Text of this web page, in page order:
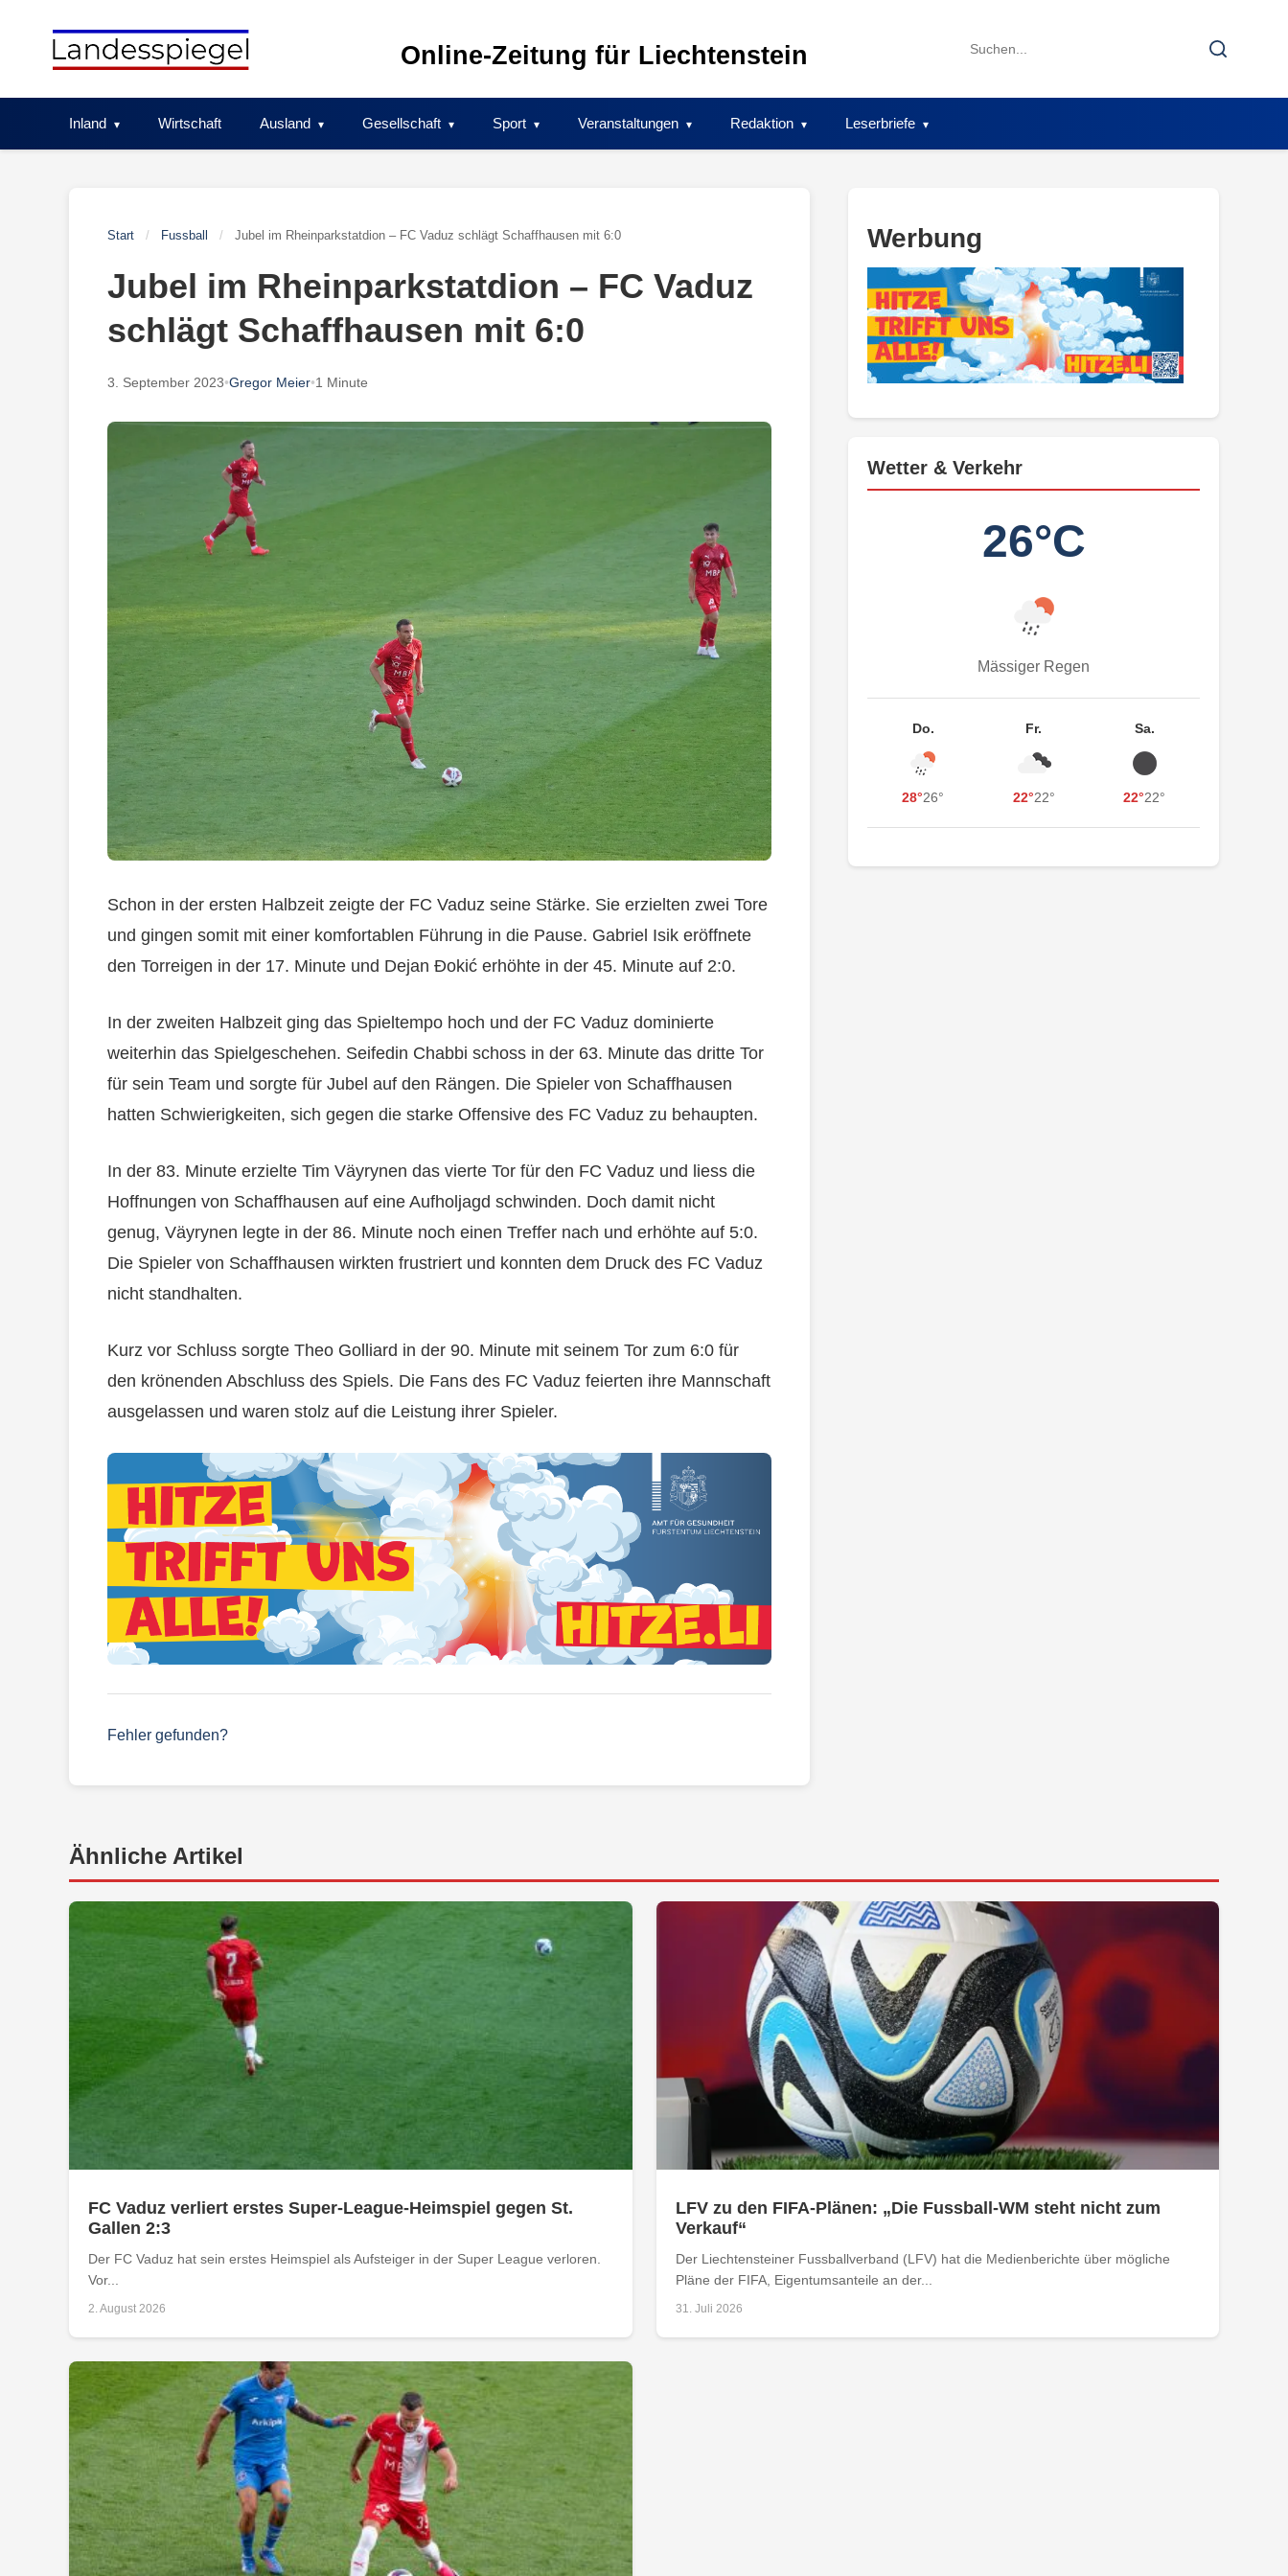
Online-Zeitung für Liechtenstein
Search
Search
Inland Wirtschaft Ausland Gesellschaft Sport Veranstaltungen Redaktion Leserbriefe
Start / Fussball / Jubel im Rheinparkstatdion – FC Vaduz schlägt Schaffhausen mit 6:0
Jubel im Rheinparkstatdion – FC Vaduz
schlägt Schaffhausen mit 6:0
3. September 2023•Gregor Meier•1 Minute
Schon in der ersten Halbzeit zeigte der FC Vaduz seine Stärke. Sie erzielten zwei Tore
und gingen somit mit einer komfortablen Führung in die Pause. Gabriel Isik eröffnete
den Torreigen in der 17. Minute und Dejan Đokić erhöhte in der 45. Minute auf 2:0.
In der zweiten Halbzeit ging das Spieltempo hoch und der FC Vaduz dominierte
weiterhin das Spielgeschehen. Seifedin Chabbi schoss in der 63. Minute das dritte Tor
für sein Team und sorgte für Jubel auf den Rängen. Die Spieler von Schaffhausen
hatten Schwierigkeiten, sich gegen die starke Offensive des FC Vaduz zu behaupten.
In der 83. Minute erzielte Tim Väyrynen das vierte Tor für den FC Vaduz und liess die
Hoffnungen von Schaffhausen auf eine Aufholjagd schwinden. Doch damit nicht
genug, Väyrynen legte in der 86. Minute noch einen Treffer nach und erhöhte auf 5:0.
Die Spieler von Schaffhausen wirkten frustriert und konnten dem Druck des FC Vaduz
nicht standhalten.
Kurz vor Schluss sorgte Theo Golliard in der 90. Minute mit seinem Tor zum 6:0 für
den krönenden Abschluss des Spiels. Die Fans des FC Vaduz feierten ihre Mannschaft
ausgelassen und waren stolz auf die Leistung ihrer Spieler.
Fehler gefunden?
Werbung
Wetter & Verkehr
26°C
Mässiger Regen
Do.
28°26°
Fr.
22°22°
Sa.
22°22°
Ähnliche Artikel
FC Vaduz verliert erstes Super-League-Heimspiel gegen St.
Gallen 2:3
Der FC Vaduz hat sein erstes Heimspiel als Aufsteiger in der Super League verloren.
Vor...
2. August 2026
LFV zu den FIFA-Plänen: „Die Fussball-WM steht nicht zum
Verkauf“
Der Liechtensteiner Fussballverband (LFV) hat die Medienberichte über mögliche
Pläne der FIFA, Eigentumsanteile an der...
31. Juli 2026